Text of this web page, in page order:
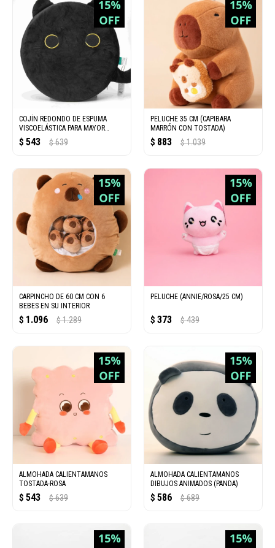
COJÍN REDONDO DE ESPUMA
VISCOELÁSTICA PARA MAYOR
COMODIDAD
$ 543 $ 639
PELUCHE 35 CM (CAPIBARA
MARRÓN CON TOSTADA)
$ 883 $ 1.039
CARPINCHO DE 60 CM CON 6
BEBES EN SU INTERIOR
$ 1.096 $ 1.289
PELUCHE (ANNIE/ROSA/25 CM)
$ 373 $ 439
ALMOHADA CALIENTAMANOS
TOSTADA-ROSA
$ 543 $ 639
ALMOHADA CALIENTAMANOS
DIBUJOS ANIMADOS (PANDA)
$ 586 $ 689